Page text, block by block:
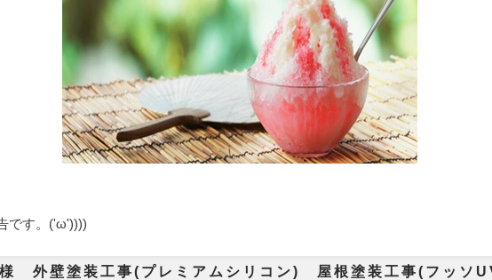
です。('ω'))))
様 外壁塗装工事(プレミアムシリコン) 屋根塗装工事(フッソ